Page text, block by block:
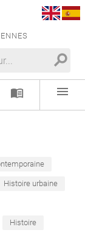
search
menu_book menu
Histoire urbaine
Histoire